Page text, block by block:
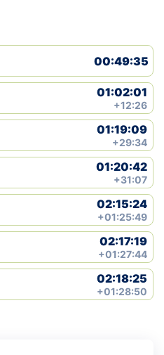
00:49:35
01:02:01
+12:26
01:19:09
+29:34
01:20:42
+31:07
02:15:24
+01:25:49
02:17:19
+01:27:44
02:18:25
+01:28:50